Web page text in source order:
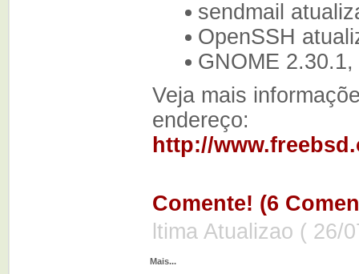
sendmail
OpenSSH
GNOME
Veja mais
endereço:
http://
Comente! (6
ltima Atualizao ( 26/
Mais...